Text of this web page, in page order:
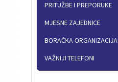
PRITUŽBE I PREPORUKE
MJESNE ZAJEDNICE
BORAČKA ORGANIZACIJA
VAŽNIJI TELEFONI